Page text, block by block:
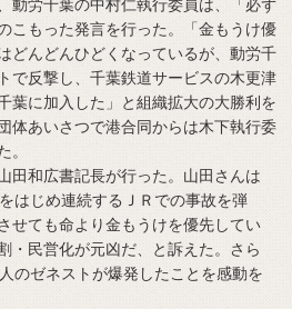
動労千葉の中村仁執行委員は、「必ず
こもった発言を行った。「金もうけ優
どんどんひどくなっているが、動労千
で反撃し、千葉鉄道サービスの木更津
葉に加入した」と組織拡大の大勝利を
体あいさつで港合同からは木下執行委
。
田和広書記長が行った。山田さんは
はじめ連続するＪＲでの事故を弾
せても命より金もうけを優先してい
・民営化が元凶だ、と訴えた。さら
のゼネストが爆発したことを感動を